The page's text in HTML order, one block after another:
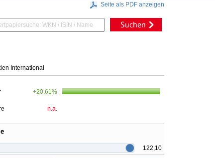
Seite als PDF anzeigen
Suchen
International
+20,61%
n.a.
122,10